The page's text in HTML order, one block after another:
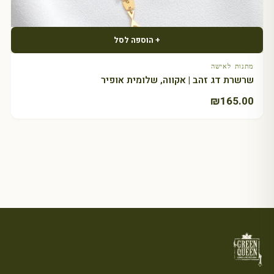
+ הוספה לסל
מתנות לאישה
שרשרת דג זהב | אקווה, שלומית אופיר
₪165.00